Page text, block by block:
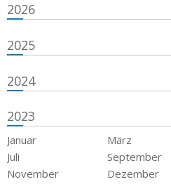
2026
2025
2024
2023
Januar März
Juli
September
November
Dezember